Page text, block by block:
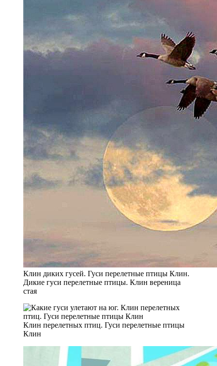
Клин диких гусей. Гуси перелетные птицы Клин.
Дикие гуси перелетные птицы. Клин вереница
стая
Клин перелетных птиц. Гуси перелетные птицы
Клин